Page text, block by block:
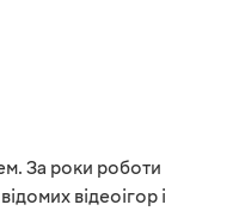
За роки роботи
відеоігор і